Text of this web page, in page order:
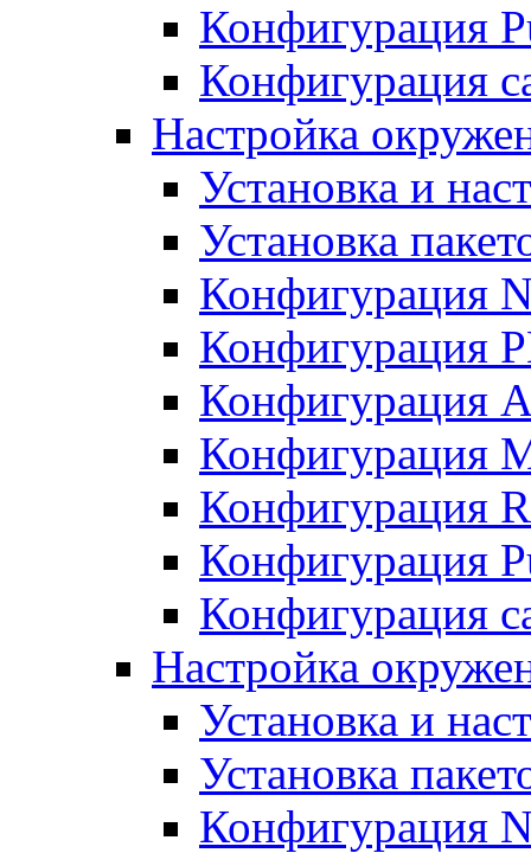
Конфигурация
Конфигурация
Настройка
Установка и
Установка
Конфигурация
Конфигурация
Конфигурация
Конфигурация
Конфигурация
Конфигурация
Конфигурация
Настройка
Установка и
Установка
Конфигурация